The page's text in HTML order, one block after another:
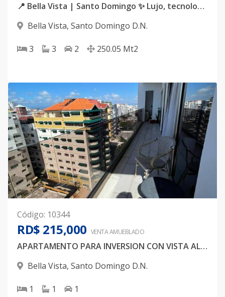
📍 Bella Vista | Santo Domingo ✨ Lujo, tecnología y confort en un solo lugar. Descubre este espectacular apartamento completamente amueblado, diseñado para quienes valoran la exclusividad, la amplitud y cada detalle.
Bella Vista, Santo Domingo D.N.
3 3 2 250.05 Mt2
Código: 10344
RD$ 215,000 VENTA AMUEBLADO
APARTAMENTO PARA INVERSION CON VISTA AL MAR
Bella Vista, Santo Domingo D.N.
1 1 1